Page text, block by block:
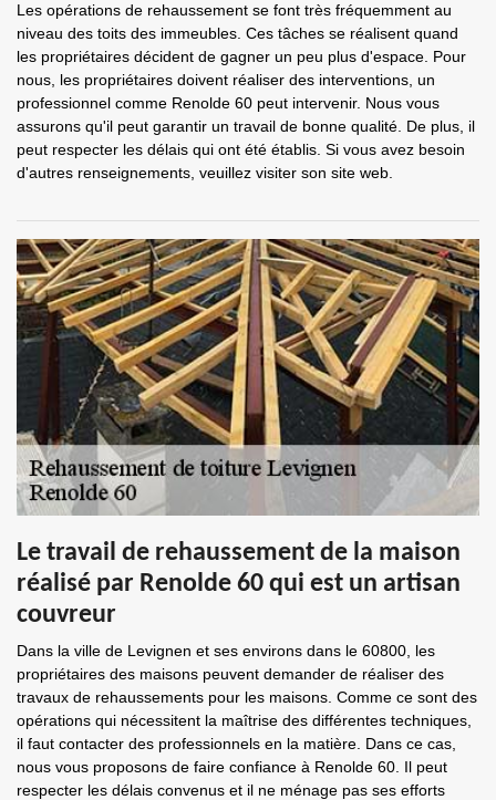
Les opérations de rehaussement se font très fréquemment au
niveau des toits des immeubles. Ces tâches se réalisent quand
les propriétaires décident de gagner un peu plus d'espace. Pour
nous, les propriétaires doivent réaliser des interventions, un
professionnel comme Renolde 60 peut intervenir. Nous vous
assurons qu'il peut garantir un travail de bonne qualité. De plus, il
peut respecter les délais qui ont été établis. Si vous avez besoin
d'autres renseignements, veuillez visiter son site web.
Le travail de rehaussement de la maison
réalisé par Renolde 60 qui est un artisan
couvreur
Dans la ville de Levignen et ses environs dans le 60800, les
propriétaires des maisons peuvent demander de réaliser des
travaux de rehaussements pour les maisons. Comme ce sont des
opérations qui nécessitent la maîtrise des différentes techniques,
il faut contacter des professionnels en la matière. Dans ce cas,
nous vous proposons de faire confiance à Renolde 60. Il peut
respecter les délais convenus et il ne ménage pas ses efforts